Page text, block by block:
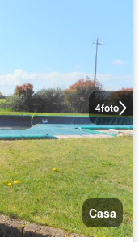
4foto
Casa